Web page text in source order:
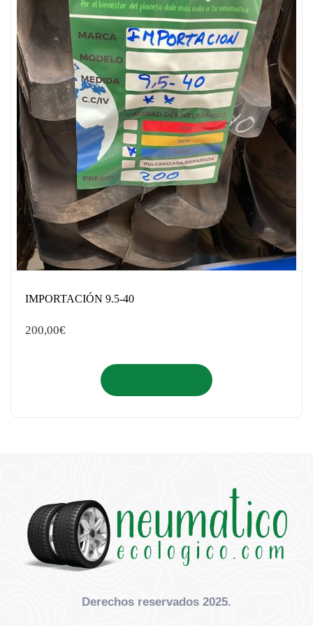
IMPORTACIÓN 9.5-40
200,00€
Derechos reservados 2025.